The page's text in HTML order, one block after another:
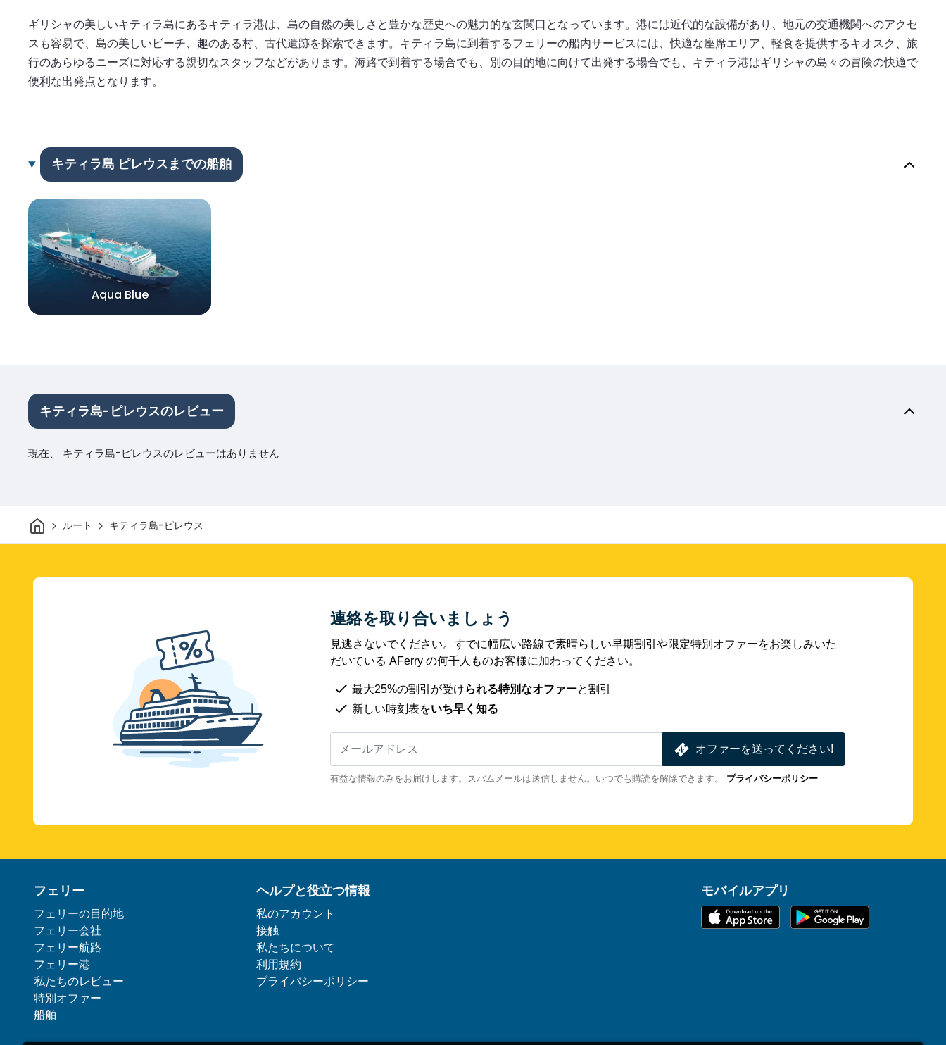
ギリシャの美しいキティラ島にあるキティラ港は、島の自然の美しさと豊かな歴史への魅力的な玄関口となっています。港には近代的な設備があり、地元の交通機関へのアクセ
スも容易で、島の美しいビーチ、趣のある村、古代遺跡を探索できます。キティラ島に到着するフェリーの船内サービスには、快適な座席エリア、軽食を提供するキオスク、旅
行のあらゆるニーズに対応する親切なスタッフなどがあります。海路で到着する場合でも、別の目的地に向けて出発する場合でも、キティラ港はギリシャの島々の冒険の快適で
便利な出発点となります。
キティラ島 ピレウスまでの船舶
Aqua Blue
キティラ島-ピレウスのレビュー
現在、 キティラ島-ピレウスのレビューはありません
家 ルート キティラ島-ピレウス
連絡を取り合いましょう
見逃さないでください。すでに幅広い路線で素晴らしい早期割引や限定特別オファーをお楽しみいた
だいている AFerry の何千人ものお客様に加わってください。
最大25%の割引が受けられる特別なオファーと割引
新しい時刻表をいち早く知る
オファーを送ってください!
有益な情報のみをお届けします。スパムメールは送信しません。いつでも購読を解除できます。 プライバシーポリシー
フェリー
フェリーの目的地
フェリー会社
フェリー航路
フェリー港
私たちのレビュー
特別オファー
船舶
ヘルプと役立つ情報
私のアカウント
接触
私たちについて
利用規約
プライバシーポリシー
モバイルアプリ